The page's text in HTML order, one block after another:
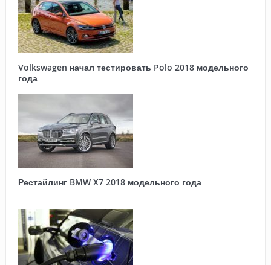
Volkswagen начал тестировать Polo 2018 модельного
года
Рестайлинг BMW X7 2018 модельного года